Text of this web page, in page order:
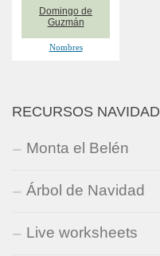
RECURSOS NAVIDAD
Monta el Belén
Árbol de Navidad
Live worksheets